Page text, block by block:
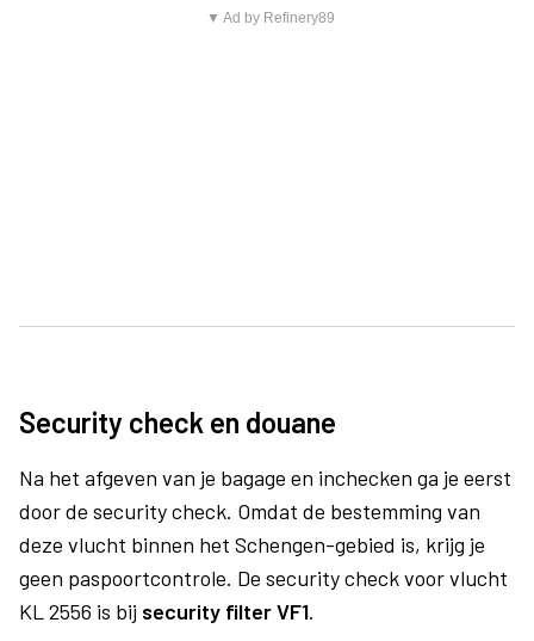
▼ Ad by Refinery89
Security check en douane
Na het afgeven van je bagage en inchecken ga je eerst
door de security check. Omdat de bestemming van
deze vlucht binnen het Schengen-gebied is, krijg je
geen paspoortcontrole. De security check voor vlucht
KL 2556 is bij security filter VF1.